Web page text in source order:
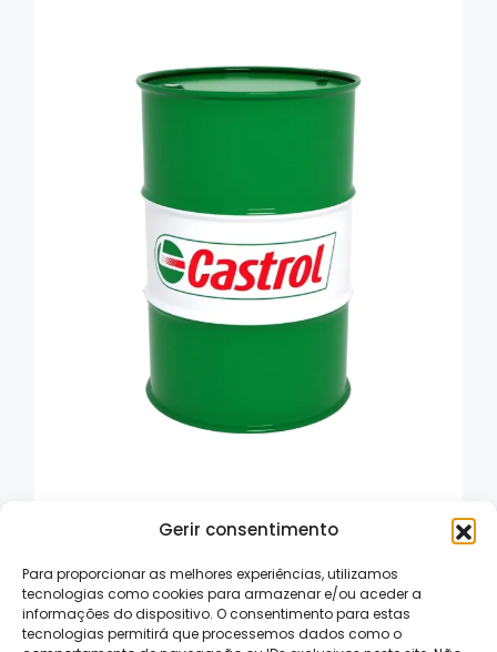
Gerir consentimento
Para proporcionar as melhores experiências, utilizamos
tecnologias como cookies para armazenar e/ou aceder a
informações do dispositivo. O consentimento para estas
tecnologias permitirá que processemos dados como o
SPHEEROL SX 2